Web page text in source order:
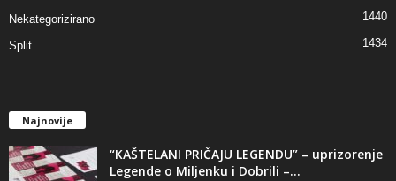
Nekategorizirano 1440
Split 1434
Najnovije
“KAŠTELANI PRIČAJU LEGENDU” – uprizorenje
Legende o Miljenku i Dobrili –...